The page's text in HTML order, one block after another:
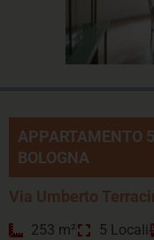
APPARTAMENTO
BOLOGNA
Via Umberto
253 m² 5 Locali